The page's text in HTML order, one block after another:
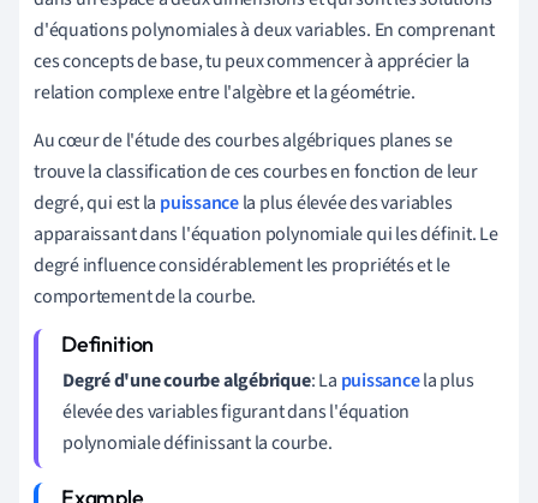
d'équations polynomiales à deux variables. En comprenant
ces concepts de base, tu peux commencer à apprécier la
relation complexe entre l'algèbre et la géométrie.
Au cœur de l'étude des courbes algébriques planes se
trouve la classification de ces courbes en fonction de leur
degré, qui est la puissancela plus élevée des variables
apparaissant dans l'équation polynomiale qui les définit. Le
degré influence considérablement les propriétés et le
comportement de la courbe.
Degré d'une courbe algébrique: La puissancela plus
élevée des variables figurant dans l'équation
polynomiale définissant la courbe.